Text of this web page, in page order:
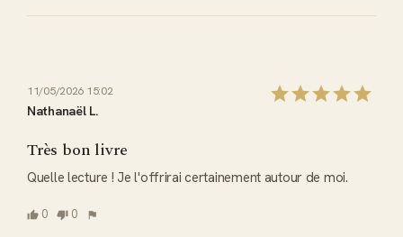
11/05/2026 15:02
Nathanaël L.
Très bon livre
Quelle lecture ! Je l'offrirai certainement autour de moi.
0 0